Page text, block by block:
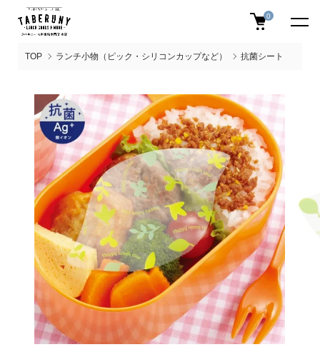
0
TOP ランチ小物（ピック・シリコンカップなど） 抗菌シート